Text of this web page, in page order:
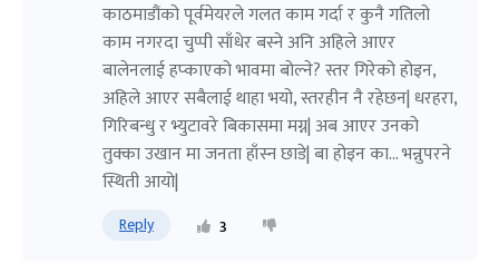
काठमाडौंको पूर्वमेयरले गलत काम गर्दा र कुनै गतिलो
काम नगरदा चुप्पी साँधेर बस्ने अनि अहिले आएर
बालेनलाई हप्काएको भावमा बोल्ने? स्तर गिरेको होइन,
अहिले आएर सबैलाई थाहा भयो, स्तरहीन नै रहेछन| धरहरा,
गिरिबन्धु र भ्युटावरे बिकासमा मग्न| अब आएर उनको
तुक्का उखान मा जनता हाँस्न छाडे| बा होइन का... भन्नुपरने
स्थिती आयो|
Reply 3